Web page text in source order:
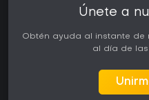
Únete a
Obtén ayuda al instante de
al día de